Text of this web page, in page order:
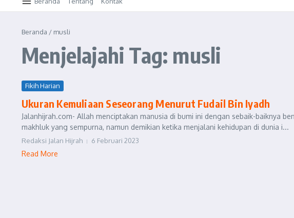
Beranda / musli
Menjelajahi Tag: musli
Fikih Harian
Ukuran Kemuliaan Seseorang Menurut Fudail Bin Iyadh
Jalanhijrah.com- Allah menciptakan manusia di bumi ini dengan sebaik-baiknya
makhluk yang sempurna, namun demikian ketika menjalani kehidupan di dunia i...
Redaksi Jalan Hijrah 6 Februari 2023
Read More